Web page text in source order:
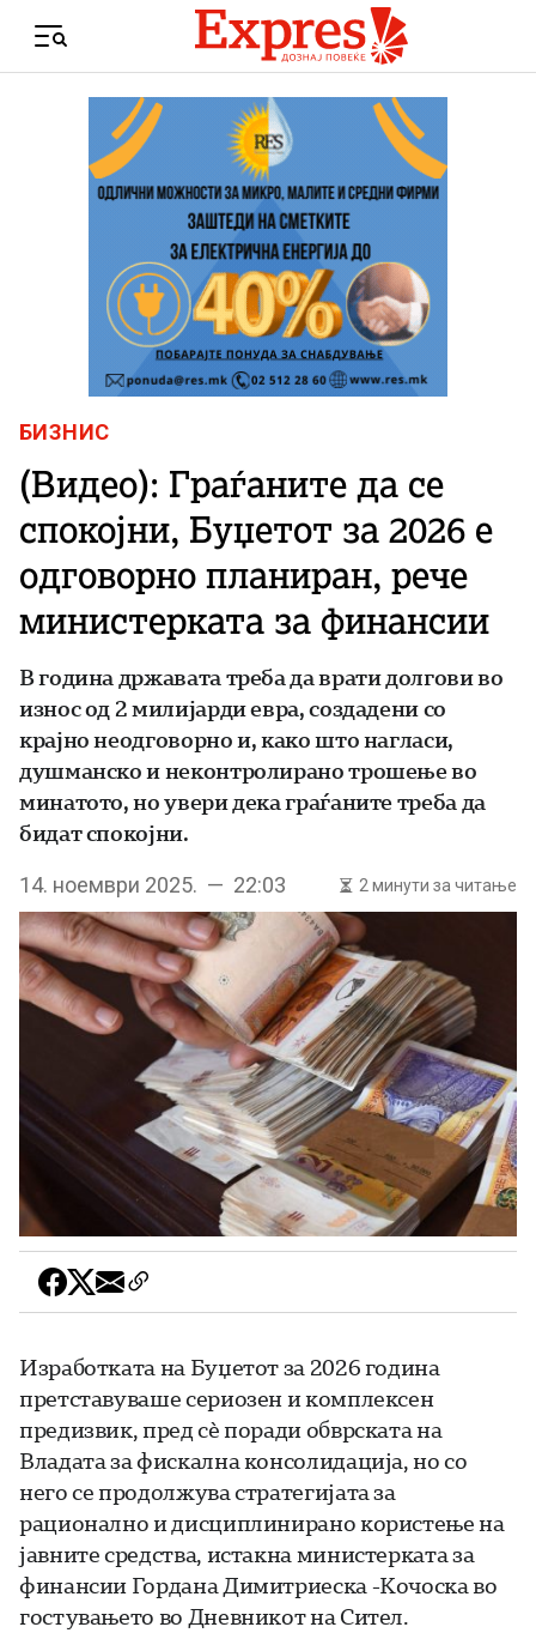
Menu
БИЗНИС
(Видео): Граѓаните да се
спокојни, Буџетот за 2026 е
одговорно планиран, рече
министерката за финансии
В година државата треба да врати долгови во
износ од 2 милијарди евра, создадени со
крајно неодговорно и, како што нагласи,
душманско и неконтролирано трошење во
минатото, но увери дека граѓаните треба да
бидат спокојни.
14. ноември 2025. — 22:03 2 минути за читање
Изработката на Буџетот за 2026 година
претставуваше сериозен и комплексен
предизвик, пред сè поради обврската на
Владата за фискална консолидација, но со
него се продолжува стратегијата за
рационално и дисциплинирано користење на
јавните средства, истакна министерката за
финансии Гордана Димитриеска -Кочоска во
гостувањето во Дневникот на Сител.